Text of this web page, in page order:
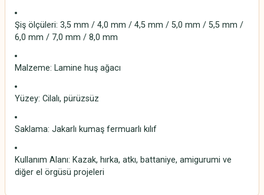
Şiş ölçüleri: 3,5 mm / 4,0 mm / 4,5 mm / 5,0 mm / 5,5 mm /
6,0 mm / 7,0 mm / 8,0 mm
Malzeme: Lamine huş ağacı
Yüzey: Cilalı, pürüzsüz
Saklama: Jakarlı kumaş fermuarlı kılıf
Kullanım Alanı: Kazak, hırka, atkı, battaniye, amigurumi ve
diğer el örgüsü projeleri